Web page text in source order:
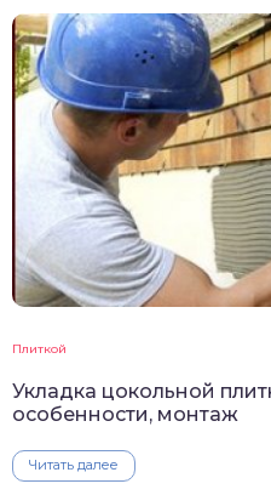
Плиткой
Укладка цокольной
особенности, монтаж
Читать далее